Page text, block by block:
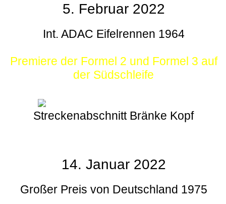
5. Februar 2022
Int. ADAC Eifelrennen 1964
Premiere der Formel 2 und Formel 3 auf
der Südschleife
Streckenabschnitt Bränke Kopf
14. Januar 2022
Großer Preis von Deutschland 1975